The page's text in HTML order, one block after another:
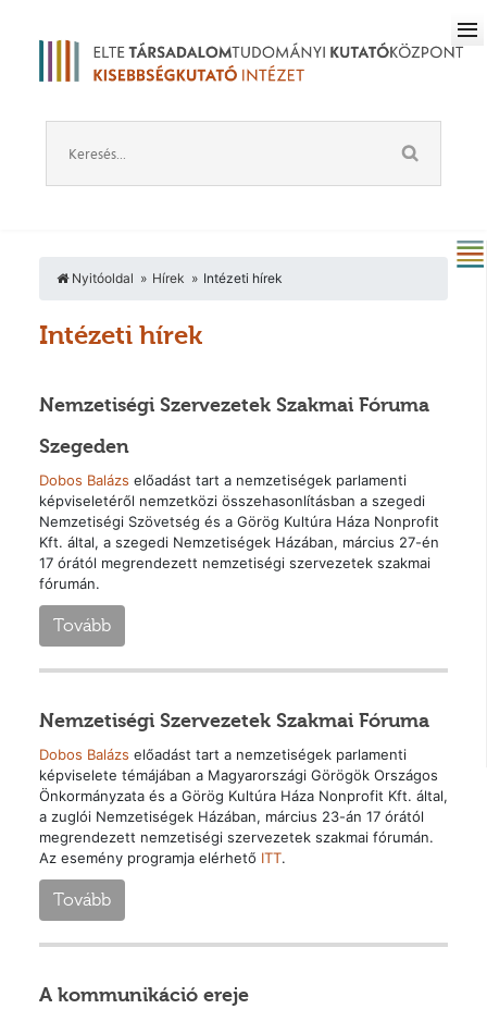
Nyitóoldal Hírek Intézeti hírek
Intézeti hírek
Nemzetiségi Szervezetek Szakmai Fóruma
Szegeden
Dobos Balázs előadást tart a nemzetiségek parlamenti
képviseletéről nemzetközi összehasonlításban a szegedi
Nemzetiségi Szövetség és a Görög Kultúra Háza Nonprofit
Kft. által, a szegedi Nemzetiségek Házában, március 27-én
17 órától megrendezett nemzetiségi szervezetek szakmai
fórumán.
Tovább
Nemzetiségi Szervezetek Szakmai Fóruma
Dobos Balázs előadást tart a nemzetiségek parlamenti
képviselete témájában a Magyarországi Görögök Országos
Önkormányzata és a Görög Kultúra Háza Nonprofit Kft. által,
a zuglói Nemzetiségek Házában, március 23-án 17 órától
megrendezett nemzetiségi szervezetek szakmai fórumán.
Az esemény programja elérhető ITT.
Tovább
A kommunikáció ereje